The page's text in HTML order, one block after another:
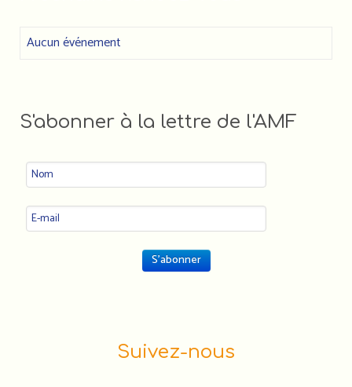
Aucun événement
S'abonner à la lettre de l'AMF
Suivez-nous